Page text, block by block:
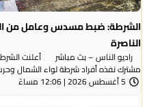
الشرطة: ضبط مسدس وعامل من
الناصرة
مشترك نفذه أفراد شرطة لواء الشمال
5 أغسطس 2026 | 12:06 مساءً